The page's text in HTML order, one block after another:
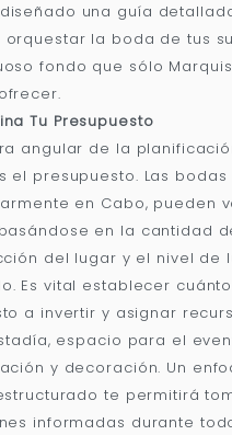
una guía
orquestar la boda de tus
fondo que sólo
Tu Presupuesto
angular de la
el presupuesto. Las bodas
en Cabo, pueden
en la cantidad
del lugar y el nivel de
Es vital establecer
a invertir y asignar
espacio para el
y decoración. Un
te permitirá
informadas durante